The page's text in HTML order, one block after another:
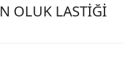
OLUK LASTİĞİ